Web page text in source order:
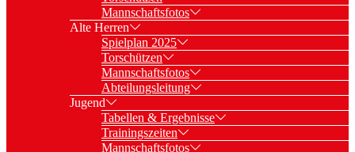
Mannschaftsfotos
Alte Herren
Spielplan 2025
Torschützen
Mannschaftsfotos
Abteilungsleitung
Jugend
Tabellen & Ergebnisse
Trainingszeiten
Mannschaftsfotos